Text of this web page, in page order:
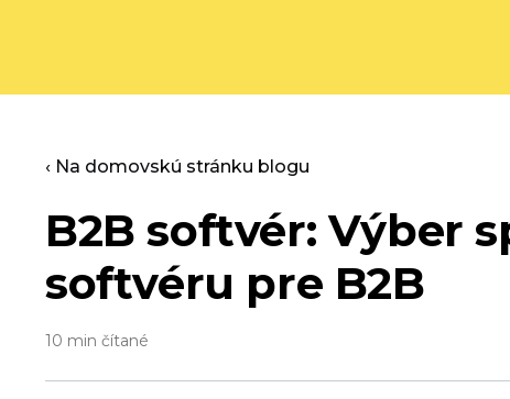
‹ Na domovskú stránku blogu
B2B softvér: Výber
softvéru pre B2B
10 min čítané